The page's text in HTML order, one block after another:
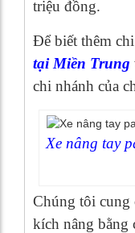
triệu đồng.
Để biết thêm
tại Miền Trung
chi nhánh của
Xe nâng tay
Chúng tôi cung
kích nâng bằng